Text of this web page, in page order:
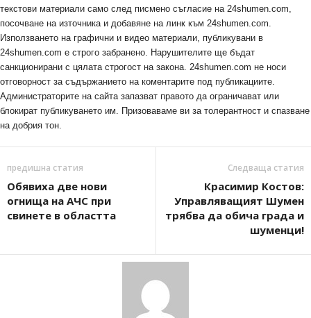
текстови материали само след писмено съгласие на 24shumen.com,
посочване на източника и добавяне на линк към 24shumen.com.
Използването на графични и видео материали, публикувани в
24shumen.com е строго забранено. Нарушителите ще бъдат
санкционирани с цялата строгост на закона. 24shumen.com не носи
отговорност за съдържанието на коментарите под публикациите.
Администраторите на сайта запазват правото да ограничават или
блокират публикуването им. Призоваваме ви за толерантност и спазване
на добрия тон.
предишна статия
Обявиха две нови
огнища на АЧС при
свинете в областта
Следваща статия
Красимир Костов:
Управляващият Шумен
трябва да обича града и
шуменци!